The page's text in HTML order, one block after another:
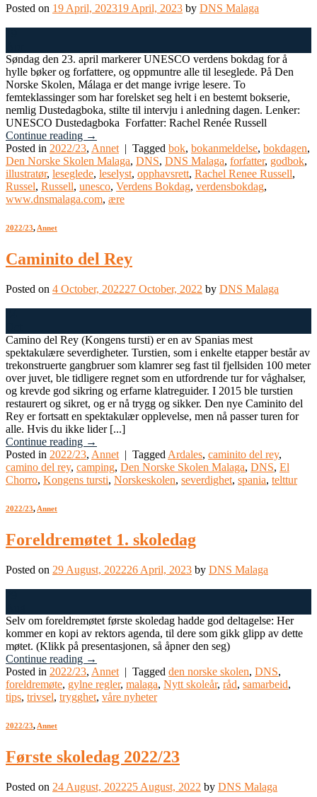
Posted on 19 April, 202319 April, 2023 by DNS Malaga
Søndag den 23. april markerer UNESCO verdens bokdag for å
hylle bøker og forfattere, og oppmuntre alle til leseglede. På Den
Norske Skolen, Málaga er det mange ivrige lesere. To
femteklassinger som har forelsket seg helt i en bestemt bokserie,
nemlig Dustedagboka, stilte til intervju i anledning dagen. Lenker:
UNESCO Dustedagboka Forfatter: Rachel Renée Russell
Continue reading →
Posted in 2022/23, Annet | Tagged bok, bokanmeldelse, bokdagen,
Den Norske Skolen Malaga, DNS, DNS Malaga, forfatter, godbok,
illustratør, leseglede, leselyst, opphavsrett, Rachel Renee Russell,
Russel, Russell, unesco, Verdens Bokdag, verdensbokdag,
www.dnsmalaga.com, ære
2022/23, Annet
Caminito del Rey
Posted on 4 October, 202227 October, 2022 by DNS Malaga
Camino del Rey (Kongens tursti) er en av Spanias mest
spektakulære severdigheter. Turstien, som i enkelte etapper består av
trekonstruerte gangbruer som klamrer seg fast til fjellsiden 100 meter
over juvet, ble tidligere regnet som en utfordrende tur for våghalser,
og krevde god sikring og erfarne klatreguider. I 2015 ble turstien
restaurert og sikret, og er nå trygg og sikker. Den nye Caminito del
Rey er fortsatt en spektakulær opplevelse, men nå passer turen for
alle. Hvis du ikke lider [...]
Continue reading →
Posted in 2022/23, Annet | Tagged Ardales, caminito del rey,
camino del rey, camping, Den Norske Skolen Malaga, DNS, El
Chorro, Kongens tursti, Norskeskolen, severdighet, spania, telttur
2022/23, Annet
Foreldremøtet 1. skoledag
Posted on 29 August, 202226 April, 2023 by DNS Malaga
Selv om foreldremøtet første skoledag hadde god deltagelse: Her
kommer en kopi av rektors agenda, til dere som gikk glipp av dette
møtet. (Klikk på presentasjonen, så åpner den seg)
Continue reading →
Posted in 2022/23, Annet | Tagged den norske skolen, DNS,
foreldremøte, gylne regler, malaga, Nytt skoleår, råd, samarbeid,
tips, trivsel, trygghet, våre nyheter
2022/23, Annet
Første skoledag 2022/23
Posted on 24 August, 202225 August, 2022 by DNS Malaga